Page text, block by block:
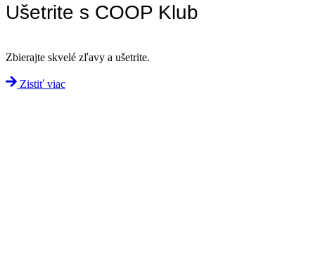
Ušetrite s COOP Klub
Zbierajte skvelé zľavy a ušetrite.
Zistiť viac